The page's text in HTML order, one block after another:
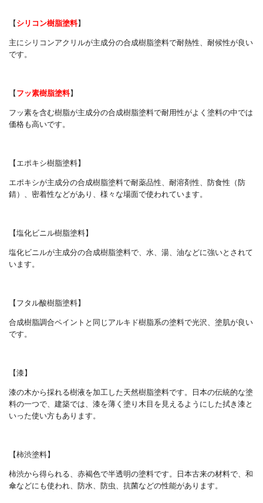
【シリコン樹脂塗料】
主にシリコンアクリルが主成分の合成樹脂塗料で耐熱性、耐候性が良い
です。
【フッ素樹脂塗料】
フッ素を含む樹脂が主成分の合成樹脂塗料で耐用性がよく塗料の中では
価格も高いです。
【エポキシ樹脂塗料】
エポキシが主成分の合成樹脂塗料で耐薬品性、耐溶剤性、防食性（防
錆）、密着性などがあり、様々な場面で使われています。
【塩化ビニル樹脂塗料】
塩化ビニルが主成分の合成樹脂塗料で、 水、湯、油などに強いとされて
います。
【フタル酸樹脂塗料】
合成樹脂調合ペイントと同じアルキド樹脂系の塗料で光沢、塗肌が良い
です。
【漆】
漆の木から採れる樹液を加工した天然樹脂塗料です。日本の伝統的な塗
料の一つで、建築では、漆を薄く塗り木目を見えるようにした拭き漆と
いった使い方もあります。
【柿渋塗料】
柿渋から得られる、赤褐色で半透明の塗料です。日本古来の材料で、和
傘などにも使われ、防水、防虫、抗菌などの性能があります。